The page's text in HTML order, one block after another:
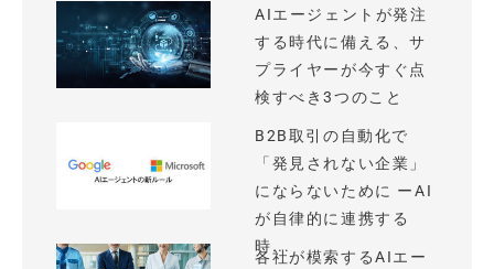
AIエージェントが発注
する時代に備える、サ
プライヤーが今すぐ点
検すべき3つのこと
B2B取引の自動化で
「発見されない企業」
にならないために ーAI
が自律的に連携する
時...
各社が模索するAIエー